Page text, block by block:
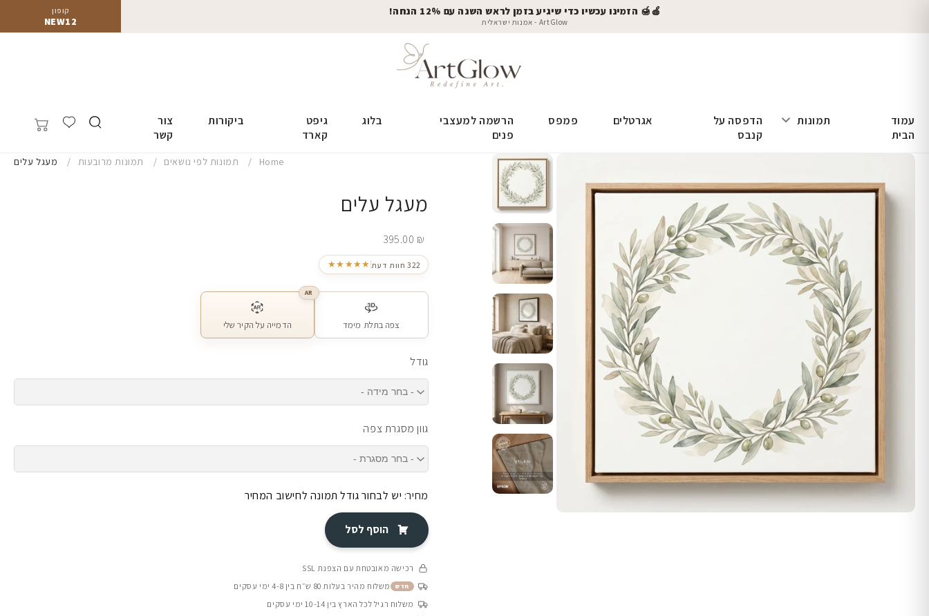
קופון
NEW12
🍎🍯 הזמינו עכשיו כדי שיגיע בזמן לראש השנה עם 12% הנחה!
ArtGlow - אמנות ישראלית
עמוד
הבית
תמונות
הדפסה על
קנבס
אגרטלים פמפס
הרשמה למעצבי
פנים
בלוג
גיפט
קארד
ביקורות
צור
קשר
Home תמונות לפי נושאים תמונות מרובעות מעגל עלים
מעגל עלים
395.00 ₪
★★★★★ 322 חוות דעת
צפה בתלת מימד
AR
הדמייה על הקיר שלי
גודל
גוון מסגרת צפה
מחיר: יש לבחור גודל תמונה לחישוב המחיר
הוסף לסל
רכישה מאובטחת עם הצפנת SSL
חדש משלוח מהיר בעלות 80 ש״ח בין 4-8 ימי עסקים
משלוח רגיל לכל הארץ בין 10-14 ימי עסקים